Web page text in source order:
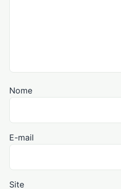
Nome
E-mail
Site